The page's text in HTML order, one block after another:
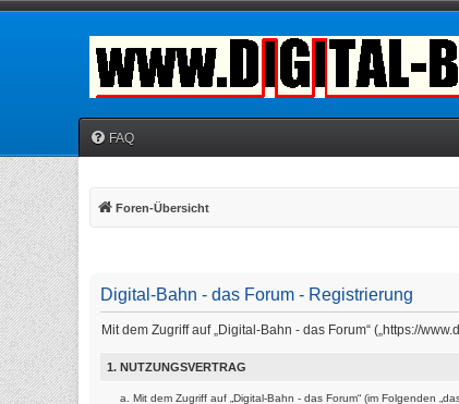
FAQ
Foren-Übersicht
Digital-Bahn - das Forum - Registrierung
Mit dem Zugriff auf „Digital-Bahn - das Forum“ („https://
1. NUTZUNGSVERTRAG
Mit dem Zugriff auf „Digital-Bahn - das Forum“ (im Folgenden